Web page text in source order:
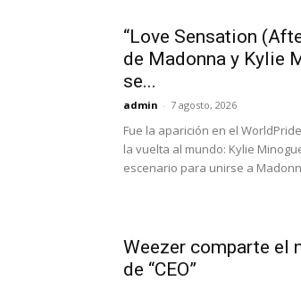
“Love Sensation
de Madonna y Kylie
se...
admin - 7 agosto, 2026
Fue la aparición en el
la vuelta al mundo: Kylie
escenario para unirse a
Weezer comparte el
de “CEO”